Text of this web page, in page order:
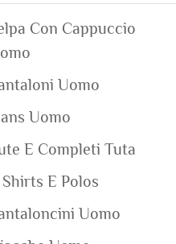
Con Cappuccio
Uomo
Uomo
E Completi Tuta
E Polos
Uomo